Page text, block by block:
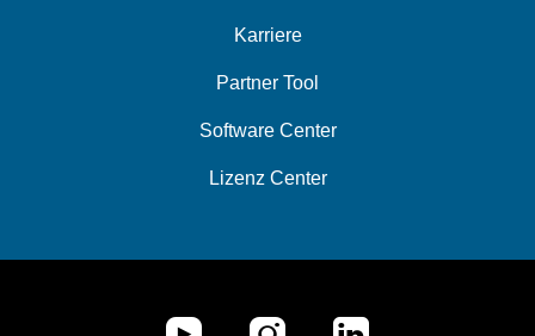
Karriere
Partner Tool
Software Center
Lizenz Center